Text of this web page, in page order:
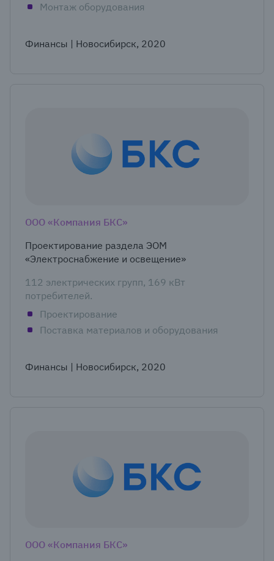
Монтаж оборудования
Финансы | Новосибирск, 2020
ООО «Компания БКС»
Проектирование раздела ЭОМ
«Электроснабжение и освещение»
112 электрических групп, 169 кВт
потребителей.
Проектирование
Поставка материалов и оборудования
Финансы | Новосибирск, 2020
ООО «Компания БКС»